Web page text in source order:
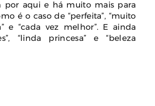
por aqui e há muito mais para
é o caso de “perfeita”, “muito
e “cada vez melhor”. E ainda
“linda princesa” e “beleza